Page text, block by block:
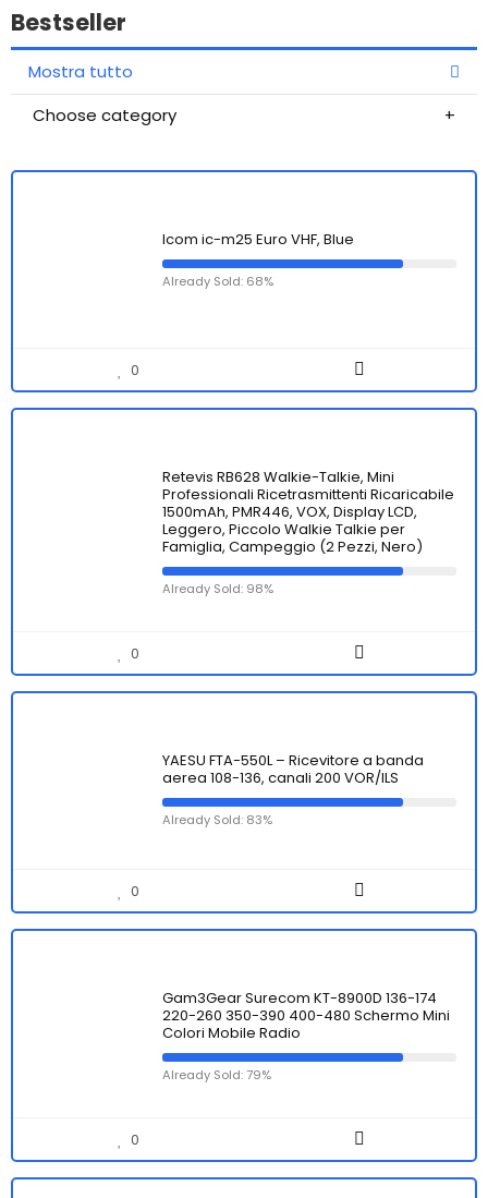
Bestseller
Mostra tutto
Choose category
Icom ic-m25 Euro VHF, Blue
Already Sold: 68%
0
Retevis RB628 Walkie-Talkie, Mini
Professionali Ricetrasmittenti Ricaricabile
1500mAh, PMR446, VOX, Display LCD,
Leggero, Piccolo Walkie Talkie per
Famiglia, Campeggio (2 Pezzi, Nero)
Already Sold: 98%
0
YAESU FTA-550L – Ricevitore a banda
aerea 108-136, canali 200 VOR/ILS
Already Sold: 83%
0
Gam3Gear Surecom KT-8900D 136-174
220-260 350-390 400-480 Schermo Mini
Colori Mobile Radio
Already Sold: 79%
0